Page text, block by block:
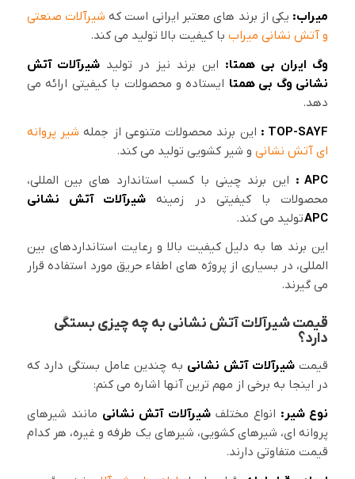
میراب: یکی از برند های معتبر ایرانی است که شیرآلات صنعتی
و آتش نشانی میراببا کیفیت بالا تولید می کند.
وگ ایران بی همتا: این برند نیز در تولیدشیرآلات آتش
نشانی وگ بی همتا ایستاده و محصولات با کیفیتی ارائه می
دهد.
TOP-SAYF :
این برند محصولات متنوعی از جمله شیر پروانه
ای آتش نشانیو شیر کشویی تولید می کند.
APC :
این برند چینی با کسب استاندارد های بین المللی،
محصولات با کیفیتی در زمینه شیرآلات آتش نشانی
APCتولید می کند.
این برند ها به دلیل کیفیت بالا و رعایت استانداردهای بین
المللی، در بسیاری از پروژه های اطفاء حریق مورد استفاده قرار
می گیرند.
قیمت شیرآلات آتش نشانی به چه چیزی بستگی
دارد؟
قیمتشیرآلات آتش نشانی به چندین عامل بستگی دارد که
در اینجا به برخی از مهم ترین آنها اشاره می کنم:
نوع شیر: انواع مختلفشیرآلات آتش نشانی مانند شیرهای
پروانه ای، شیرهای کشویی، شیرهای یک طرفه و غیره، هر کدام
قیمت متفاوتی دارند.